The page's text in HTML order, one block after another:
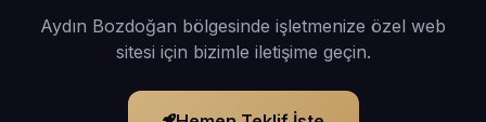
Aydın Bozdoğan bölgesinde işletmenize özel web
sitesi için bizimle iletişime geçin.